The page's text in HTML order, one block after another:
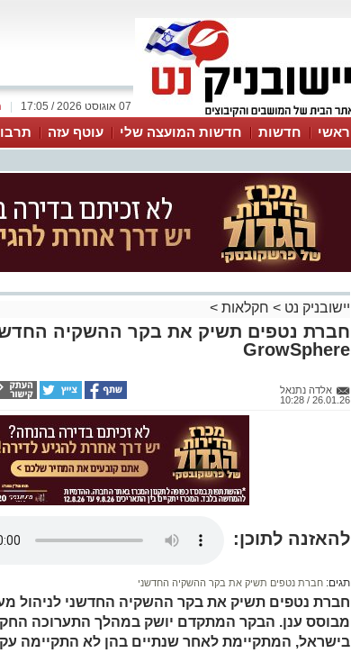
07 אוגוסט 2026 / 17:05
ראשי חדשות חדשות המועצה שלי עוטף עזה
יישובניק נט > חקלאות >
חברת נטפים תשיק את בקר ההשקיה
GrowSphere
אלדה נתנאל
26.01.26 / 10:28
להאזנה לתוכן:
תגים: חברת נטפים תשיק את בקר ההשקיה החדשני
חברת נטפים תשיק את בקר ההשקיה החדשני לניהול
מבוסס ענן. הבקר המתקדם יושק במהלך התערוכה
בישראל, המתקיימת לאחר שנתיים בהן לא התקיימה